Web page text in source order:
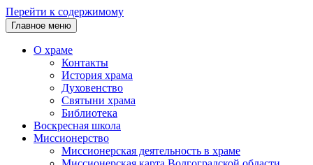
Перейти к содержимому
Главное меню
О храме
Контакты
История храма
Духовенство
Святыни храма
Библиотека
Воскресная школа
Миссионерство
Миссионерская деятельность в храме